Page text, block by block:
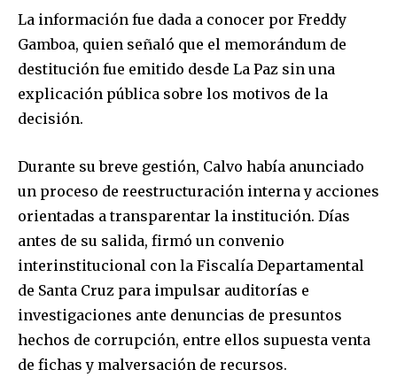
La información fue dada a conocer por Freddy
Gamboa, quien señaló que el memorándum de
destitución fue emitido desde La Paz sin una
explicación pública sobre los motivos de la
decisión.
Durante su breve gestión, Calvo había anunciado
un proceso de reestructuración interna y acciones
orientadas a transparentar la institución. Días
antes de su salida, firmó un convenio
interinstitucional con la Fiscalía Departamental
de Santa Cruz para impulsar auditorías e
investigaciones ante denuncias de presuntos
hechos de corrupción, entre ellos supuesta venta
de fichas y malversación de recursos.